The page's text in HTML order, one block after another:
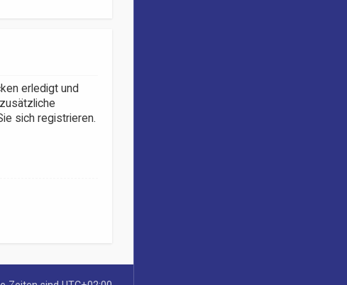
erledigt und
sich registrieren.